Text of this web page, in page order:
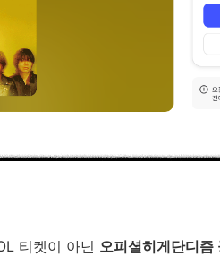
티켓이 아닌 오피셜히게단디즘